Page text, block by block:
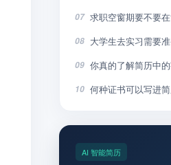
07
08 大学生去实习需要
09 你真的了解简历中
10 何种证书可以写进
AI 智能简历